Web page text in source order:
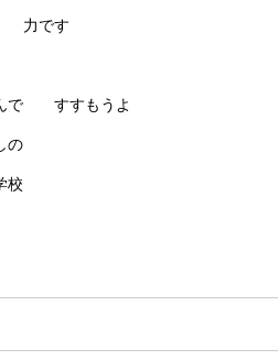
です
すすもうよ
の